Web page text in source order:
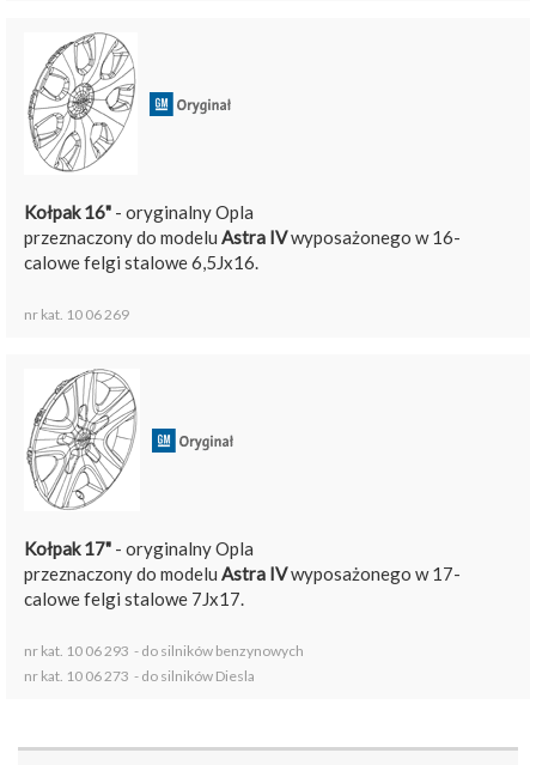
Kołpak 16" - oryginalny Opla
przeznaczony do modelu Astra IVwyposażonego w 16-
calowe felgi stalowe 6,5Jx16.
nr kat. 10 06 269
Kołpak 17" - oryginalny Opla
przeznaczony do modelu Astra IVwyposażonego w 17-
calowe felgi stalowe 7Jx17.
nr kat. 10 06 293 - do silników benzynowych
nr kat. 10 06 273 - do silników Diesla